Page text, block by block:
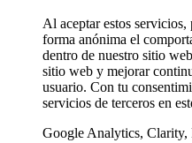
Al aceptar estos servicios,
forma anónima el
dentro de nuestro sitio
sitio web y mejorar
usuario. Con tu
servicios de terceros en
Google Analytics, Clarity,